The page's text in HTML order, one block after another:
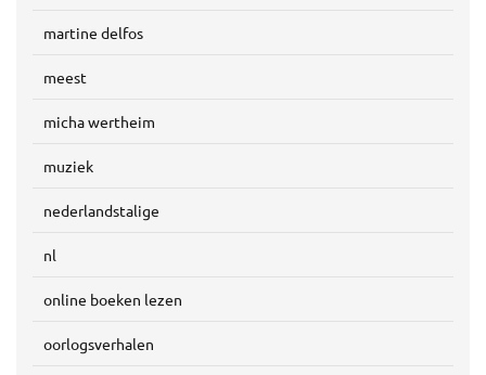
martine delfos
meest
micha wertheim
muziek
nederlandstalige
nl
online boeken lezen
oorlogsverhalen